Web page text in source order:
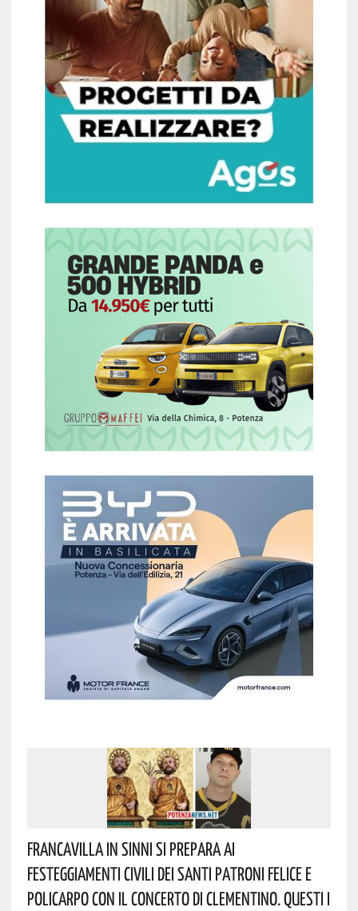
Francavilla In Sinni Si Prepara Ai
Festeggiamenti Civili Dei Santi Patroni Felice E
Policarpo Con Il Concerto Di Clementino. Questi I